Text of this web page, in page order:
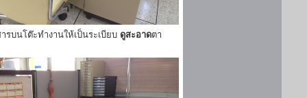
ารบนโต๊ะทำงานให้เป็นระเบียบ ดูสะอาดตา